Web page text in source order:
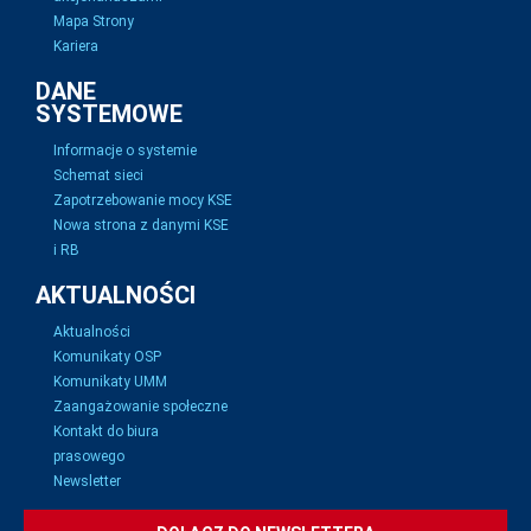
Mapa Strony
Kariera
DANE
SYSTEMOWE
Informacje o systemie
Schemat sieci
Zapotrzebowanie mocy KSE
Nowa strona z danymi KSE
i RB
AKTUALNOŚCI
Aktualności
Komunikaty OSP
Komunikaty UMM
Zaangażowanie społeczne
Kontakt do biura
prasowego
Newsletter